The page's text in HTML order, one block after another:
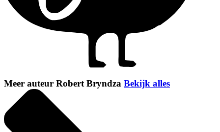
Meer auteur Robert Bryndza Bekijk alles